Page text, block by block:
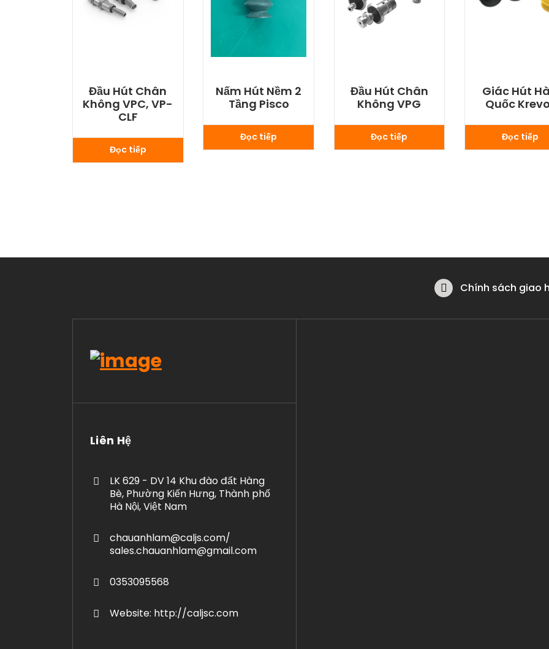
Đầu Hút Chân
Không VPC, VP-
CLF
Đọc tiếp
Nấm Hút Nềm 2
Tầng Pisco
Đọc tiếp
Đầu Hút Chân
Không VPG
Đọc tiếp
Giác Hút
Quốc
Đọc tiếp
Chính sách giao
Liên Hệ
LK 629 - DV 14 Khu đào đất Hàng
Bè, Phường Kiến Hưng, Thành phố
Hà Nội, Việt Nam
chauanhlam@caljs.com/
sales.chauanhlam@gmail.com
0353095568
Website: http://caljsc.com